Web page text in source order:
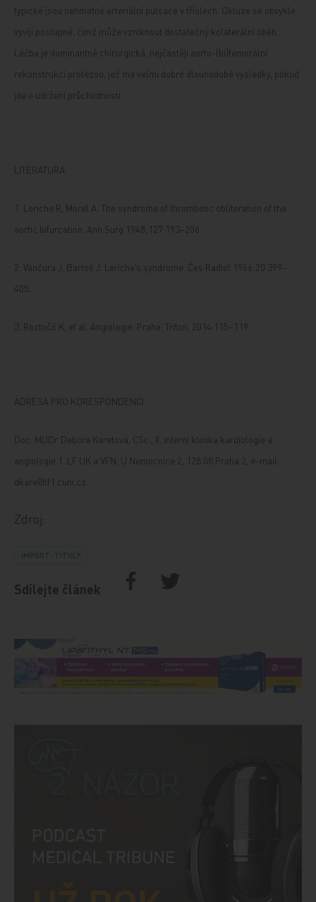
typické jsou nehmatné arteriální pulsace v tříslech. Okluze se obvykle
vyvíjí postupně, čímž může vzniknout dostatečný kolaterální oběh.
Léčba je dominantně chirurgická, nejčastěji aorto-(bi)femorální
rekonstrukcí protézou, jež má velmi dobré dlouhodobé výsledky, pokud
jde o udržení průchodnosti.
LITERATURA
1. Leriche R, Morel A. The syndrome of thrombotic obliteration of the
aortic bifurcation. Ann Surg 1948;127:193–206.
2. Vančura J, Bartoš J. Leriche’s syndrome. Čes Radiol 1966;20:399–
405.
3. Roztočil K, et al. Angiologie. Praha: Triton, 2014:115–119.
ADRESA PRO KORESPONDENCI
Doc. MUDr. Debora Karetová, CSc., II. interní klinika kardiologie a
angiologie 1. LF UK a VFN, U Nemocnice 2, 128 08 Praha 2, e-mail:
dkare@lf1.cuni.cz
Zdroj:
IMPORT: TITULY
Sdílejte článek